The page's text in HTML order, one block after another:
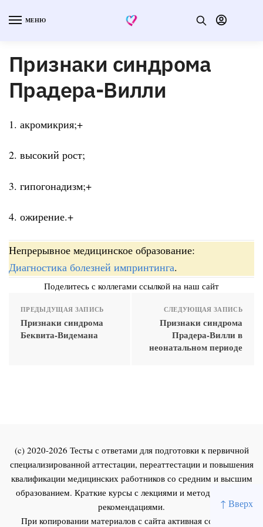
↑ Вверх
МЕНЮ
Признаки синдрома
Прадера-Вилли
1. акромикрия;+
2. высокий рост;
3. гипогонадизм;+
4. ожирение.+
Непрерывное медицинское образование:
Диагностика болезней импринтинга.
Поделитесь с коллегами ссылкой на наш сайт
ПРЕДЫДУЩАЯ ЗАПИСЬ
Признаки синдрома
Беквита-Видемана
СЛЕДУЮЩАЯ ЗАПИСЬ
Признаки синдрома
Прадера-Вилли в
неонатальном периоде
(c) 2020-2026 Тесты с ответами для подготовки к первичной
специализированной аттестации, переаттестации и повышения
квалификации медицинских работников со средним и высшим
образованием. Краткие курсы с лекциями и методическими
рекомендациями.
При копировании материалов с сайта активная ссылка на